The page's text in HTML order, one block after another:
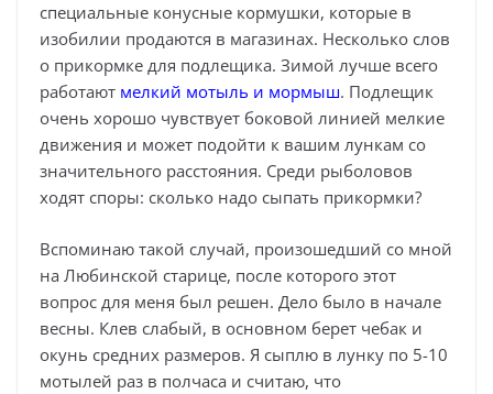
специальные конусные кормушки, которые в
изобилии продаются в магазинах. Несколько слов
о прикормке для подлещика. Зимой лучше всего
работают мелкий мотыль и мормыш. Подлещик
очень хорошо чувствует боковой линией мелкие
движения и может подойти к вашим лункам со
значительного расстояния. Среди рыболовов
ходят споры: сколько надо сыпать прикормки?
Вспоминаю такой случай, произошедший со мной
на Любинской старице, после которого этот
вопрос для меня был решен. Дело было в начале
весны. Клев слабый, в основном берет чебак и
окунь средних размеров. Я сыплю в лунку по 5-10
мотылей раз в полчаса и считаю, что